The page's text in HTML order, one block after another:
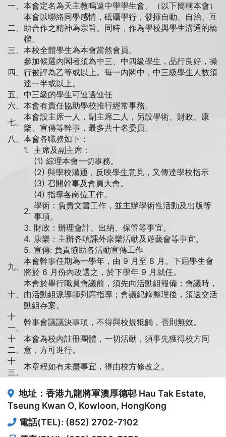
一、 本會定名為天主教鳴遠中學學生會。（以下簡稱本會）
二、
本會以聯絡同學感情，砥礪學行，發揮自動、自治、互
助合作之精神為宗旨。同時，作為學校與學生溝通的橋
樑。
三、 本校全體學生為本會當然會員。
四、
參加候選內閣者須為中三、中四級學生，品行良好，操
行被評為乙等或以上。每一內閣中，中三級學生人數須
達一半或以上。
五、 中三級的學生可連選連任
六、 本會有責任協助學校推行經常事務。
七、
本會設主席一人，副主席二人，另設學術、財政、康
樂、宣傳等幹事，最多共十名委員。
八、 本會各職務如下：
1. 主席及副主席：
(1) 綜理本會一切事務。
(2) 與學校溝通，反映學生意見，又傳達學校指示
(3) 召開幹事及會員大會。
(4) 指導各崗位工作。
2.
學術：負責文書工作，並主辦學術性活動及出版等
事項。
3. 財政：辦理會計、出納、保管等事宜。
4. 康樂：主辦各項課外康樂活動及遊藝會等事宜。
5. 宣傳: 負責協助各活動宣傳工作
九、
本會幹事任期為一學年，由 9 月至 8 月。下屆學生會
將於 6 月份內改選之，於下學年 9 月就任。
十、
本會於舉行職員會議前，須先向活動組報備；會議時，
由活動組派導師列席指導；會議紀錄整理後，須送交活
動組存案。
十
一、
幹事會議議決事項，不得與校規牴觸，否則無效。
十
二、
本會為校內註冊團體，一切活動，須事先獲得校方同
意，方可進行。
十
三、
本章程如有未盡事宜，得由校方修改之。
地址：香港九龍將軍澳厚德邨 Hau Tak Estate,
Tseung Kwan O, Kowloon, HongKong
電話(TEL): (852) 2702-7102